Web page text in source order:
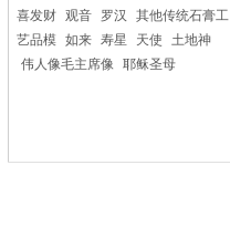
喜发财 观音 罗汉
其他传统石膏工
艺品模 如来 寿星 天使
土地神
伟人像毛主席像 耶稣圣母